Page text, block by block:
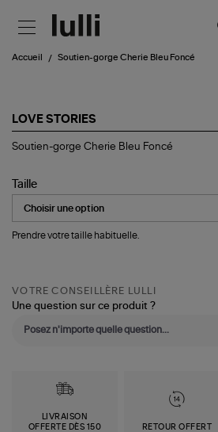
Accueil Soutien-gorge Cherie Bleu Foncé
LOVE STORIES
Soutien-
Bleu
Foncé
Soutien-gorge Cherie Bleu Foncé
Taille
Prendre votre taille habituelle.
VOTRE CONSEILLÈRE LULLI
Une question sur ce produit ?
LIVRAISON
OFFERTE DÈS 150
RETOUR OFFERT